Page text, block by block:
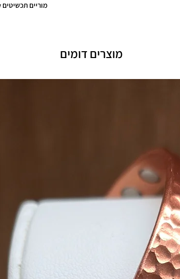
מוריים תכשיטים moriyam jewllery
מוצרים דומים